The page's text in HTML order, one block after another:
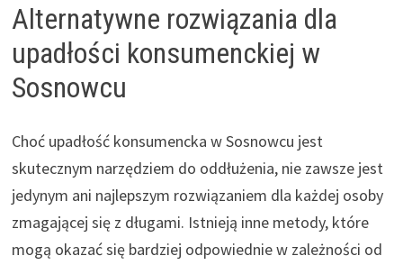
Alternatywne rozwiązania dla
upadłości konsumenckiej w
Sosnowcu
Choć upadłość konsumencka w Sosnowcu jest
skutecznym narzędziem do oddłużenia, nie zawsze jest
jedynym ani najlepszym rozwiązaniem dla każdej osoby
zmagającej się z długami. Istnieją inne metody, które
mogą okazać się bardziej odpowiednie w zależności od